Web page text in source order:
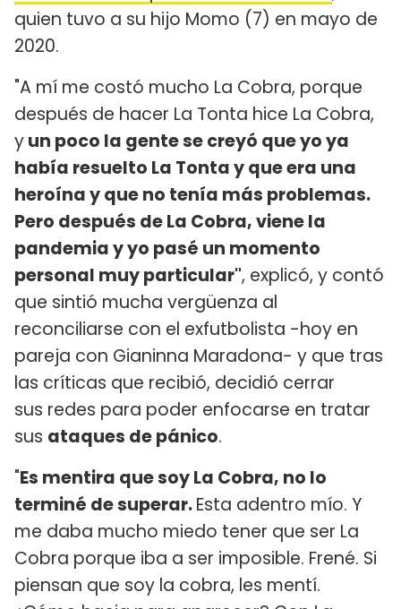
quien tuvo a su hijo Momo (7) en mayo de
2020.
"A mí me costó mucho La Cobra, porque
después de hacer La Tonta hice La Cobra,
yun poco la gente se creyó que yo ya
había resuelto La Tonta y que era una
heroína y que no tenía más problemas.
Pero después de La Cobra, viene la
pandemia y yo pasé un momento
personal muy particular", explicó, y contó
que sintió mucha vergüenza al
reconciliarse con el exfutbolista -hoy en
pareja con Gianinna Maradona- y que tras
las críticas que recibió, decidió cerrar
sus redes para poder enfocarse en tratar
sus ataques de pánico.
"Es mentira que soy La Cobra, no lo
terminé de superar.Esta adentro mío. Y
me daba mucho miedo tener que ser La
Cobra porque iba a ser imposible. Frené. Si
piensan que soy la cobra, les mentí.